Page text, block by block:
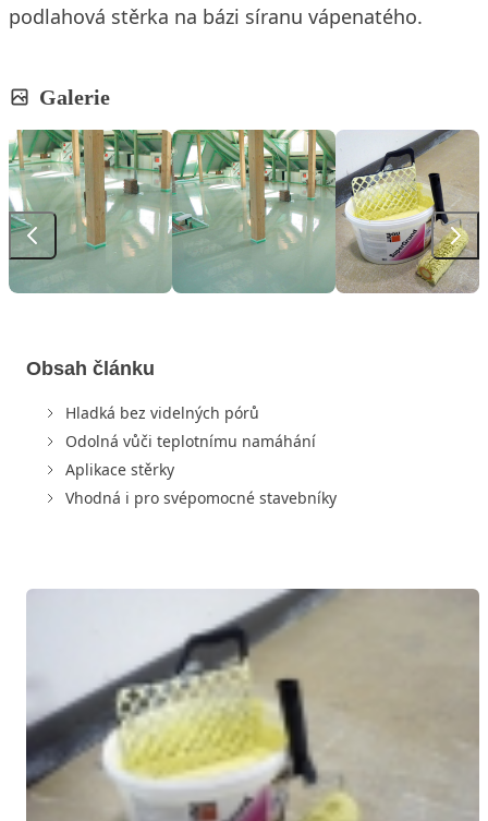
podlahová stěrka na bázi síranu vápenatého.
Galerie
Obsah článku
Hladká bez videlných pórů
Odolná vůči teplotnímu namáhání
Aplikace stěrky
Vhodná i pro svépomocné stavebníky